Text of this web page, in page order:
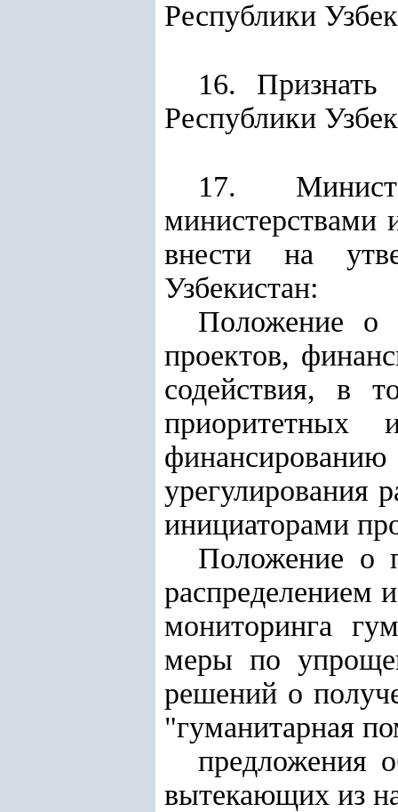
Республики
16. Признать
Республики
17.
министерствами
внести на
Узбекистан:
Положение о
проектов,
содействия, в
приоритетных
урегулирования
инициаторами
Положение о
распределением
мониторинга
меры по
решений о
"гуманитарная
предложения
вытекающих из